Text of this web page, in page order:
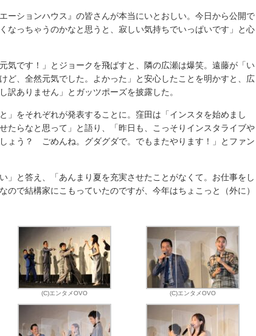
ーションハウス』の皆さんが本当にいとおしい。今日から公開で
なっちゃうのかなと思うと、寂しい気持ちでいっぱいです」と心
気です！」とジョークを飛ばすと、隣の広瀬は爆笑。遠藤が「い
ど、全然元気でした。よかった」と安心したことを明かすと、広
訳ありません」とガッツポーズを披露した。
」をそれぞれが発表することに。窪田は「インスタを始めまし
たらなと思って」と語り、「昨日も、こっそりインスタライブや
ょう？ ごめんね。グダグダで。でもまたやります！」とファン
」と答え、「あんまり夏を充実させたことがなくて。お仕事をし
ので結構家にこもっていたのですが、今年はちょこっと（外に）
(C)エンタメOVO (C)エンタメOVO